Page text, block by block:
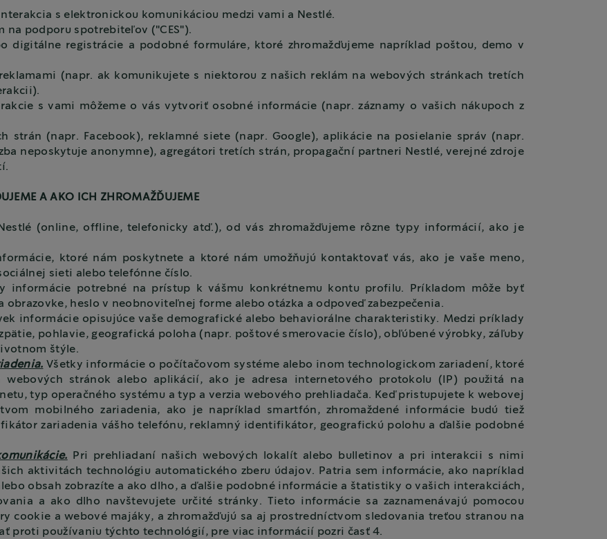
Interakcia s elektronickou komunikáciou medzi vami a Nestlé.
na podporu spotrebiteľov ("CES").
digitálne registrácie a podobné formuláre, ktoré zhromažďujeme napríklad poštou, demo v
(napr. ak komunikujete s niektorou z našich reklám na webových stránkach tretích
s vami môžeme o vás vytvoriť osobné informácie (napr. záznamy o vašich nákupoch z
strán (napr. Facebook), reklamné siete (napr. Google), aplikácie na posielanie správ (napr.
neposkytuje anonymne), agregátori tretích strán, propagační partneri Nestlé, verejné zdroje
A AKO ICH ZHROMAŽĎUJEME
(online, offline, telefonicky atď.), od vás zhromažďujeme rôzne typy informácií, ako je
ktoré nám poskytnete a ktoré nám umožňujú kontaktovať vás, ako je vaše meno,
sieti alebo telefónne číslo.
informácie potrebné na prístup k vášmu konkrétnemu kontu profilu. Príkladom môže byť
heslo v neobnoviteľnej forme alebo otázka a odpoveď zabezpečenia.
informácie opisujúce vaše demografické alebo behaviorálne charakteristiky. Medzi príklady
pohlavie, geografická poloha (napr. poštové smerovacie číslo), obľúbené výrobky, záľuby
štýle.
Všetky informácie o počítačovom systéme alebo inom technologickom zariadení, ktoré
stránok alebo aplikácií, ako je adresa internetového protokolu (IP) použitá na
typ operačného systému a typ a verzia webového prehliadača. Keď pristupujete k webovej
mobilného zariadenia, ako je napríklad smartfón, zhromaždené informácie budú tiež
zariadenia vášho telefónu, reklamný identifikátor, geografickú polohu a ďalšie podobné
Pri prehliadaní našich webových lokalít alebo bulletinov a pri interakcii s nimi
aktivitách technológiu automatického zberu údajov. Patria sem informácie, ako napríklad
obsah zobrazíte a ako dlho, a ďalšie podobné informácie a štatistiky o vašich interakciách,
a ako dlho navštevujete určité stránky. Tieto informácie sa zaznamenávajú pomocou
cookie a webové majáky, a zhromažďujú sa aj prostredníctvom sledovania treťou stranou na
proti používaniu týchto technológií, pre viac informácií pozri časť 4.